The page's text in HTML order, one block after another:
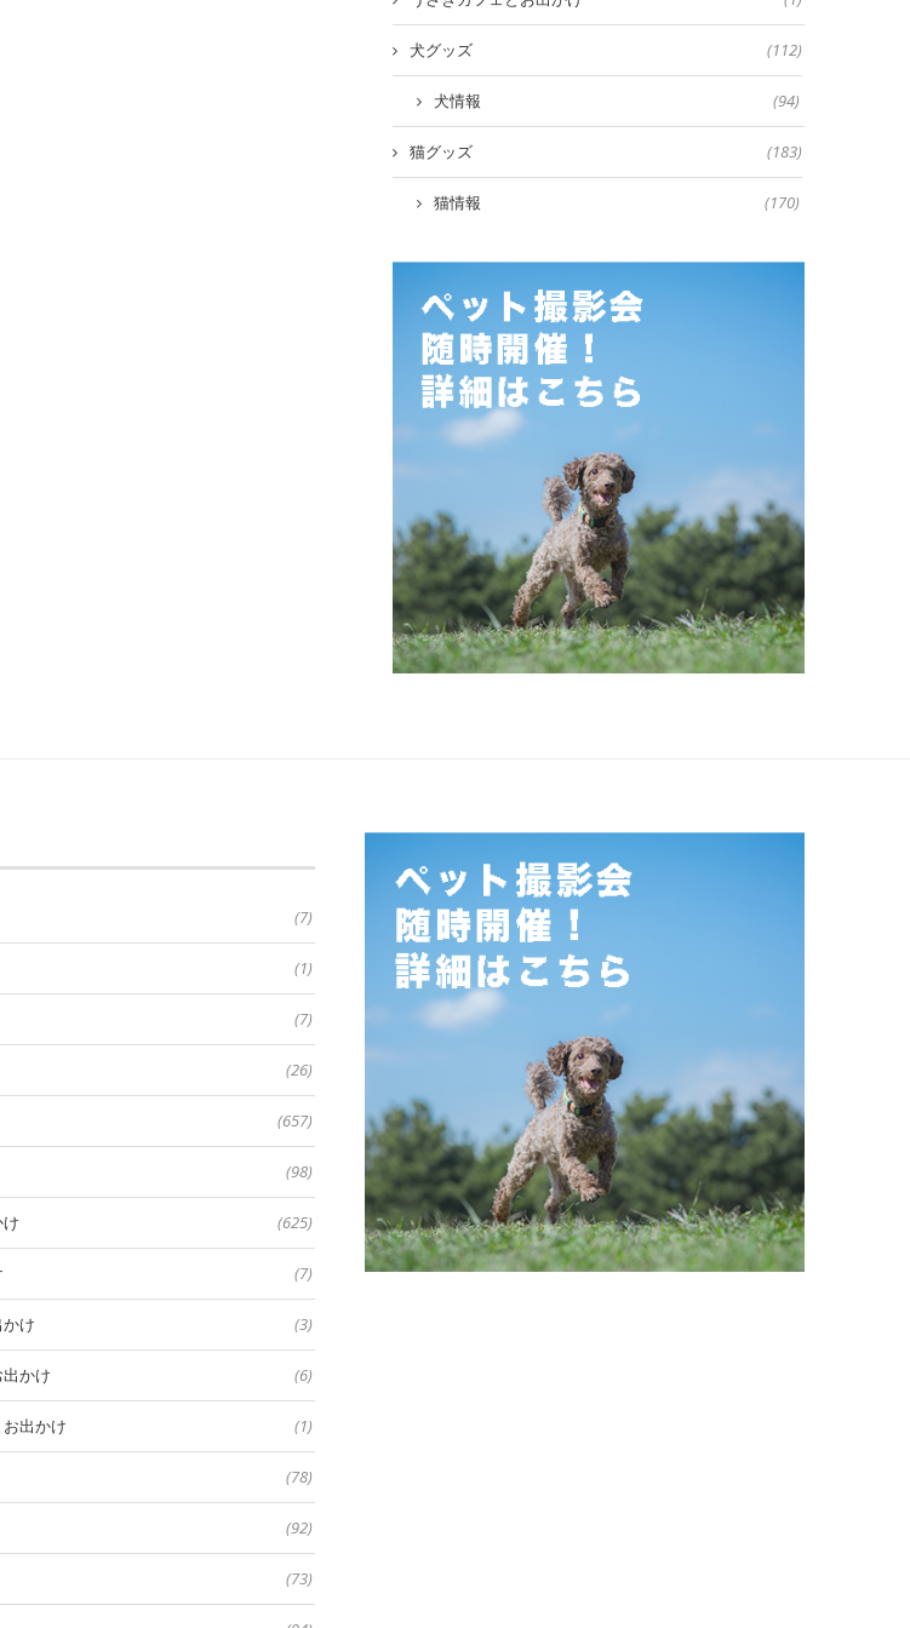
犬グッズ (112)
犬情報 (94)
猫グッズ (183)
猫情報 (170)
(7)
(1)
(7)
(26)
(657)
(98)
(625)
(7)
け (3)
かけ (6)
出かけ (1)
(78)
(92)
(73)